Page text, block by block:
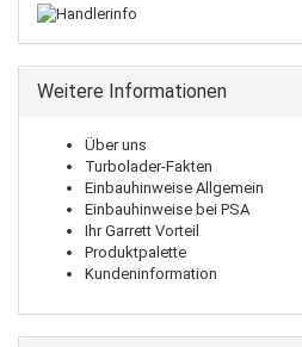
Weitere Informationen
Über uns
Turbolader-Fakten
Einbauhinweise Allgemein
Einbauhinweise bei PSA
Ihr Garrett Vorteil
Produktpalette
Kundeninformation